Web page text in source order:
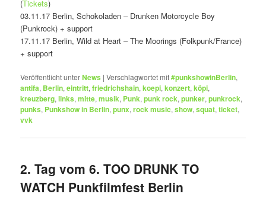
(Tickets)
03.11.17 Berlin, Schokoladen – Drunken Motorcycle Boy
(Punkrock) + support
17.11.17 Berlin, Wild at Heart – The Moorings (Folkpunk/France)
+ support
Veröffentlicht unterNews |Verschlagwortet mit#punkshowinBerlin,
antifa, Berlin,eintritt,friedrichshain,koepi,konzert,köpi,
kreuzberg,links,mitte,musik, Punk,punk rock,punker,punkrock,
punks, Punkshow in Berlin,punx,rock music,show,squat,ticket,
vvk
2. Tag vom 6. TOO DRUNK TO
WATCH Punkfilmfest Berlin